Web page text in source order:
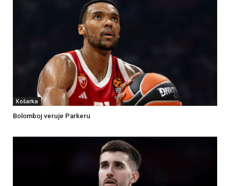
Košarka
Bolomboj veruje Parkeru